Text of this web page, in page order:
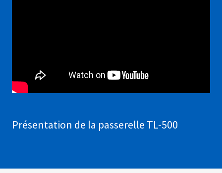
Présentation de la passerelle TL-500